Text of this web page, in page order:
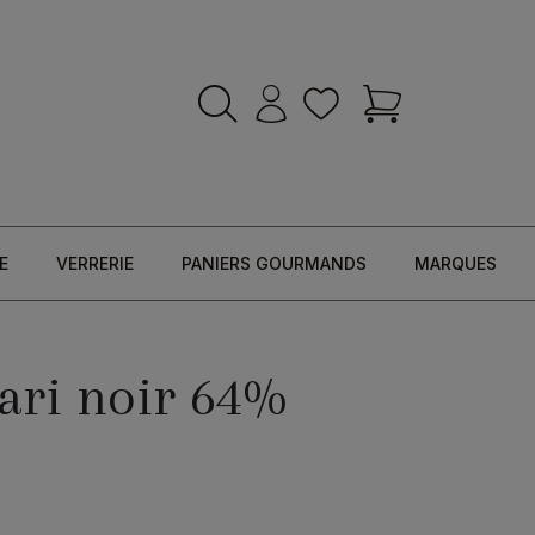
VERRERIE PANIERS GOURMANDS MARQUES
noir 64%